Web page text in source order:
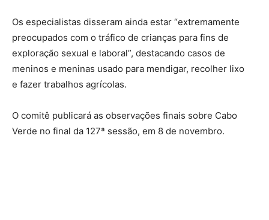
Os especialistas disseram ainda estar “extremamente
preocupados com o tráfico de crianças para fins de
exploração sexual e laboral”, destacando casos de
meninos e meninas usado para mendigar, recolher lixo
e fazer trabalhos agrícolas.
O comitê publicará as observações finais sobre Cabo
Verde no final da 127ª sessão, em 8 de novembro.